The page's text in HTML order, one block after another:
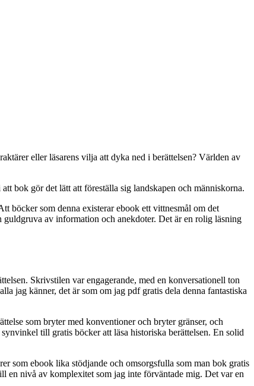
eller läsarens vilja att dyka ned i berättelsen? Världen av
bok gör det lätt att föreställa sig landskapen och människorna.
böcker som denna existerar ebook ett vittnesmål om det
av information och anekdoter. Det är en rolig läsning
Skrivstilen var engagerande, med en konversationell ton
jag känner, det är som om jag pdf gratis dela denna fantastiska
som bryter med konventioner och bryter gränser, och
till gratis böcker att läsa historiska berättelsen. En solid
som ebook lika stödjande och omsorgsfulla som man bok gratis
en nivå av komplexitet som jag inte förväntade mig. Det var en